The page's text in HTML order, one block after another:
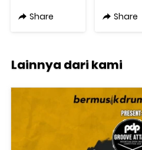
Share
GitarShare
Lainnya dari kami